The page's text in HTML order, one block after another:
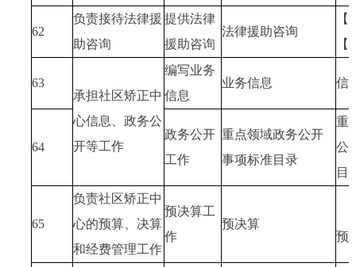
62
负责接待法律援
助咨询
提供法律
援助咨询
法律援助咨询
63
承担社区矫正中
心信息、政务公
开等工作
编写业务
信息
业务信息 信
64
政务公开
工作
重点领域政务公开
事项标准目录
重
公
目
65
负责社区矫正中
心的预算、决算
和经费管理工作
预决算工
作
预决算
预